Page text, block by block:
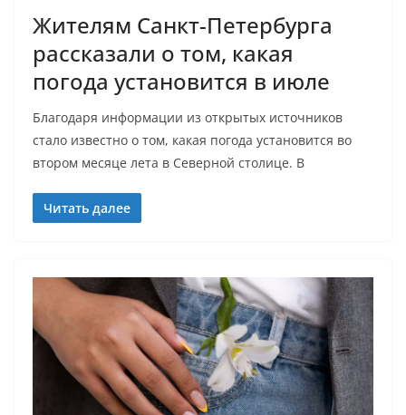
Жителям Санкт-Петербурга
рассказали о том, какая
погода установится в июле
Благодаря информации из открытых источников
стало известно о том, какая погода установится во
втором месяце лета в Северной столице. В
Читать далее